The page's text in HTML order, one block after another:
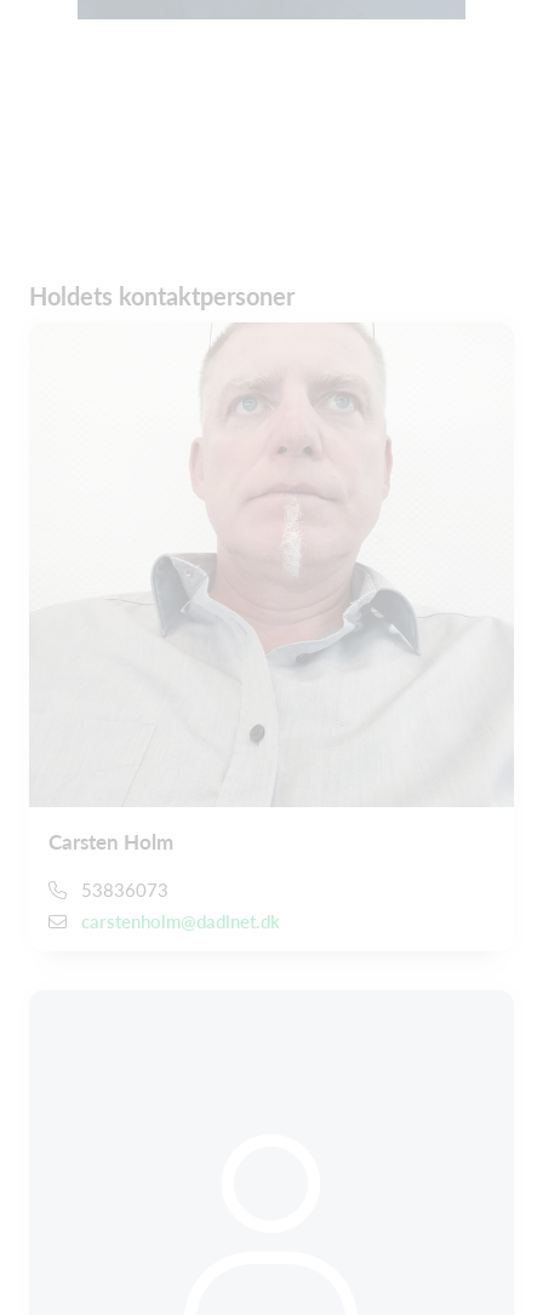
Holdets kontaktpersoner
Carsten Holm
53836073
carstenholm@dadlnet.dk